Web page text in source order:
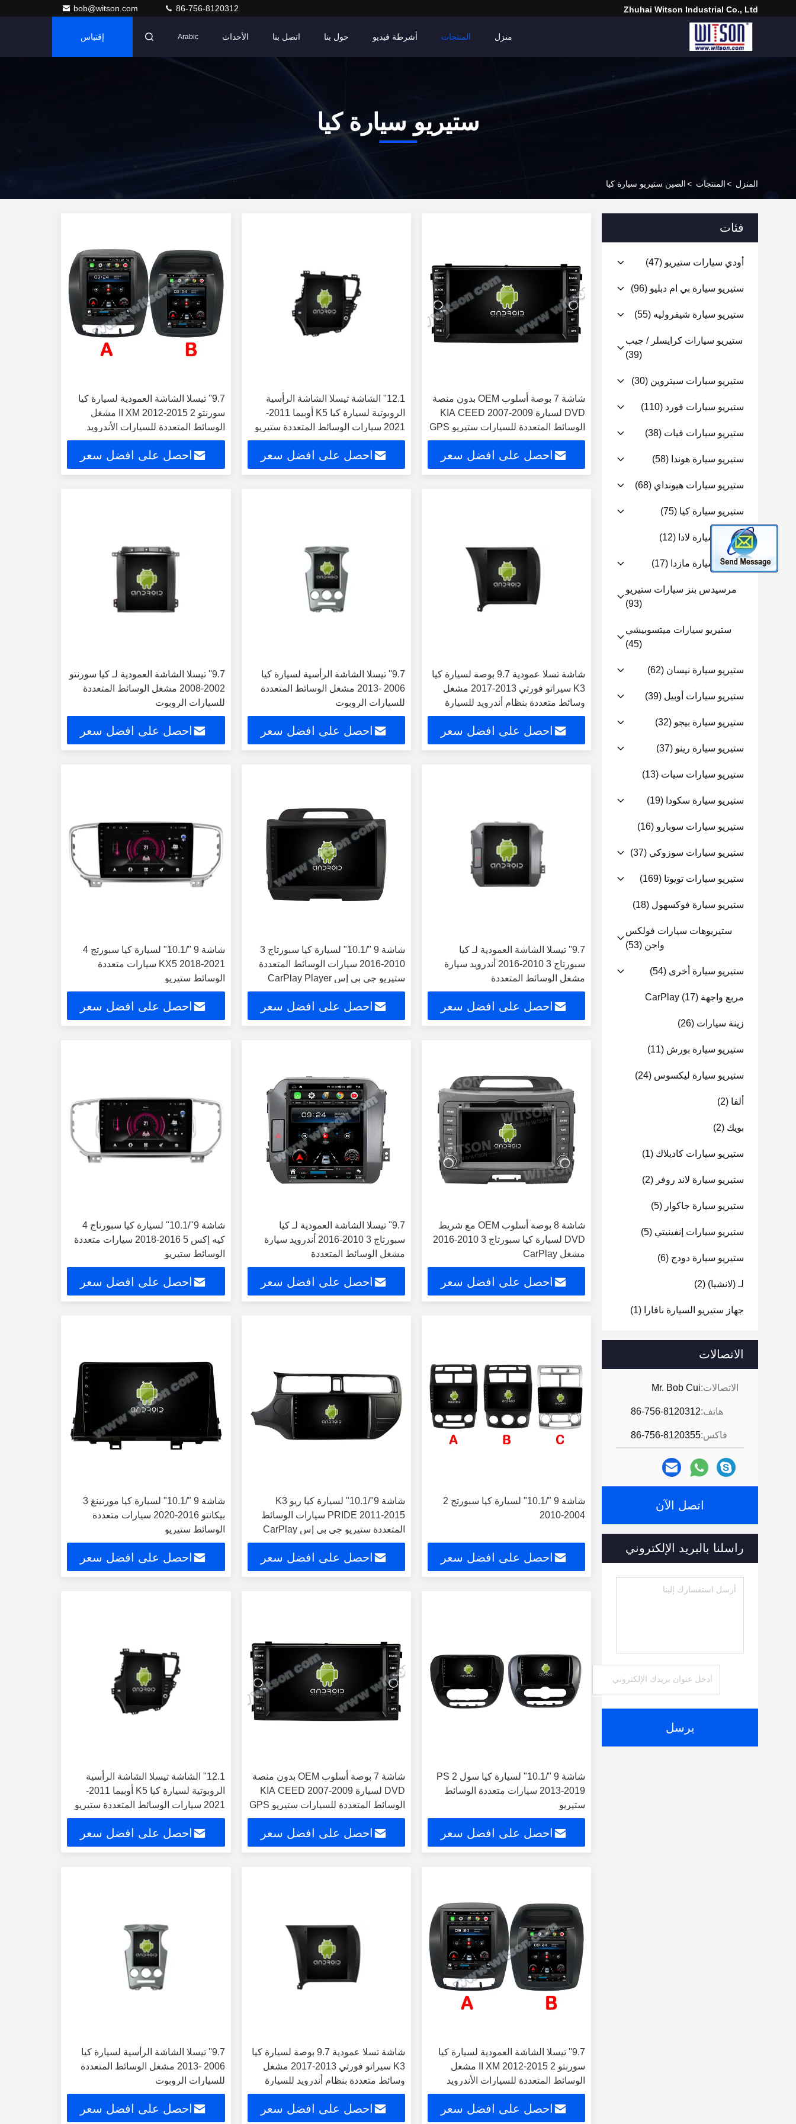
Zhuhai Witson Industrial Co., Ltd
bob@witson.com 86-756-8120312
منزل المنتجات أشرطة فيديو حول بنا اتصل بنا الأحداث Arabic إقتباس
ستيريو سيارة كيا
المنزل >المنتجات >الصين ستيريو سيارة كيا
فئات
أودي سيارات ستيريو (47)
ستيريو سيارة بي ام دبليو (96)
ستيريو سيارة شيفروليه (55)
ستيريو سيارات كرايسلر / جيب
(39)
ستيريو سيارات سيتروين (30)
ستيريو سيارات فورد (110)
ستيريو سيارات فيات (38)
ستيريو سيارة هوندا (58)
ستيريو سيارات هيونداي (68)
ستيريو سيارة كيا (75)
ستيريو سيارة لادا (12)
ستيريو سيارة مازدا (17)
مرسيدس بنز سيارات ستيريو
(93)
ستيريو سيارات ميتسوبيشي
(45)
ستيريو سيارة نيسان (62)
ستيريو سيارات أوبيل (39)
ستيريو سيارة بيجو (32)
ستيريو سيارة رينو (37)
ستيريو سيارات سيات (13)
ستيريو سيارة سكودا (19)
ستيريو سيارات سوبارو (16)
ستيريو سيارات سوزوكي (37)
ستيريو سيارات تويوتا (169)
ستيريو سيارة فوكسهول (18)
ستيريوهات سيارات فولكس
واجن (53)
ستيريو سيارة أخرى (54)
مربع واجهة CarPlay (17)
زينة سيارات (26)
ستيريو سيارة بورش (11)
ستيريو سيارة ليكسوس (24)
ألفا (2)
بويك (2)
ستيريو سيارات كاديلاك (1)
ستيريو سيارة لاند روفر (2)
ستيريو سيارة جاكوار (5)
ستيريو سيارات إنفينيتي (5)
ستيريو سيارة دودج (6)
لـ (لانشيا) (2)
جهاز ستيريو السيارة نافارا (1)
الاتصالات
الاتصالات:Mr. Bob Cui
هاتف:86-756-8120312
فاكس:86-756-8120355
اتصل الآن
راسلنا بالبريد الإلكتروني
يرسل
شاشة 7 بوصة أسلوب OEM بدون منصة
DVD لسيارة KIA CEED 2007-2009
الوسائط المتعددة للسيارات ستيريو GPS
CarPlay Player
احصل على افضل سعر
12.1" الشاشة تيسلا الشاشة الرأسية
الروبوتية لسيارة كيا K5 أوبيما 2011-
2021 سيارات الوسائط المتعددة ستيريو
جي بي إس Carplay Player
احصل على افضل سعر
9.7'' تيسلا الشاشة العمودية لسيارة كيا
سورنتو 2 II XM 2012-2015 مشغل
الوسائط المتعددة للسيارات الأندرويد
احصل على افضل سعر
شاشة تسلا عمودية 9.7 بوصة لسيارة كيا
K3 سيراتو فورتي 2013-2017 مشغل
وسائط متعددة بنظام أندرويد للسيارة
احصل على افضل سعر
9.7'' تيسلا الشاشة الرأسية لسيارة كيا
2006 -2013 مشغل الوسائط المتعددة
للسيارات الروبوت
احصل على افضل سعر
9.7'' تيسلا الشاشة العمودية لـ كيا سورنتو
2002-2008 مشغل الوسائط المتعددة
للسيارات الروبوت
احصل على افضل سعر
9.7'' تيسلا الشاشة العمودية لـ كيا
سبورتاج 3 2010-2016 أندرويد سيارة
مشغل الوسائط المتعددة
احصل على افضل سعر
شاشة 9 "/10.1" لسيارة كيا سبورتاج 3
2010-2016 سيارات الوسائط المتعددة
ستيريو جي بي إس CarPlay Player
احصل على افضل سعر
شاشة 9 "/10.1" لسيارة كيا سبورتج 4
KX5 2018-2021 سيارات متعددة
الوسائط ستيريو
احصل على افضل سعر
شاشة 8 بوصة أسلوب OEM مع شريط
DVD لسيارة كيا سبورتاج 3 2010-2016
مشغل CarPlay
احصل على افضل سعر
9.7'' تيسلا الشاشة العمودية لـ كيا
سبورتاج 3 2010-2016 أندرويد سيارة
مشغل الوسائط المتعددة
احصل على افضل سعر
شاشة 9"/10.1" لسيارة كيا سبورتاج 4
كيه إكس 5 2016-2018 سيارات متعددة
الوسائط ستيريو
احصل على افضل سعر
شاشة 9 "/10.1" لسيارة كيا سبورتج 2
2004-2010
احصل على افضل سعر
شاشة 9"/10.1" لسيارة كيا ريو K3
PRIDE 2011-2015 سيارات الوسائط
المتعددة ستيريو جي بي إس CarPlay
احصل على افضل سعر
شاشة 9 "/10.1" لسيارة كيا مورنينغ 3
بيكانتو 2016-2020 سيارات متعددة
الوسائط ستيريو
احصل على افضل سعر
شاشة 9 "/10.1" لسيارة كيا سول 2 PS
2013-2019 سيارات متعددة الوسائط
ستيريو
احصل على افضل سعر
شاشة 7 بوصة أسلوب OEM بدون منصة
DVD لسيارة KIA CEED 2007-2009
الوسائط المتعددة للسيارات ستيريو GPS
CarPlay Player
احصل على افضل سعر
12.1" الشاشة تيسلا الشاشة الرأسية
الروبوتية لسيارة كيا K5 أوبيما 2011-
2021 سيارات الوسائط المتعددة ستيريو
جي بي إس Carplay Player
احصل على افضل سعر
9.7'' تيسلا الشاشة العمودية لسيارة كيا
سورنتو 2 II XM 2012-2015 مشغل
الوسائط المتعددة للسيارات الأندرويد
احصل على افضل سعر
شاشة تسلا عمودية 9.7 بوصة لسيارة كيا
K3 سيراتو فورتي 2013-2017 مشغل
وسائط متعددة بنظام أندرويد للسيارة
احصل على افضل سعر
9.7'' تيسلا الشاشة الرأسية لسيارة كيا
2006 -2013 مشغل الوسائط المتعددة
للسيارات الروبوت
احصل على افضل سعر